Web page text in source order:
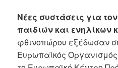
Νέες συστάσεις για
παιδιών και ενηλίκων
φθινοπώρου εξέδωσαν
Ευρωπαϊκός